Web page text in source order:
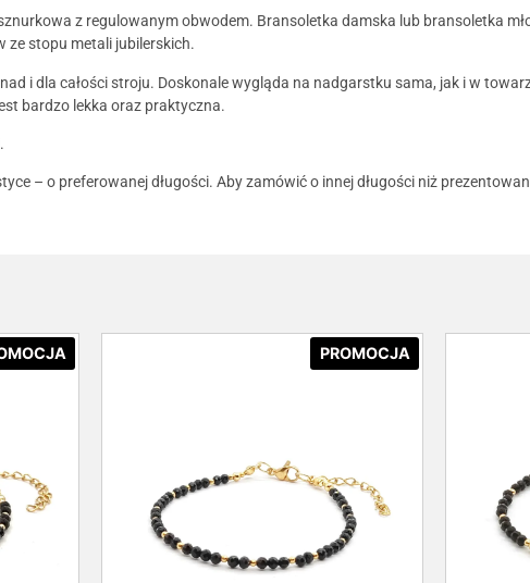
z regulowanym obwodem. Bransoletka damska lub bransoletka
ze stopu metali jubilerskich.
i dla całości stroju. Doskonale wygląda na nadgarstku sama, jak i w
bardzo lekka oraz praktyczna.
– o preferowanej długości. Aby zamówić o innej długości niż
PROMOCJA